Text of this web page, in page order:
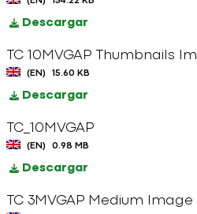
Descargar
TC 10MVGAP Thumbnails
(EN) 15.60 KB
Descargar
TC_10MVGAP
(EN) 0.98 MB
Descargar
TC 3MVGAP Medium Image